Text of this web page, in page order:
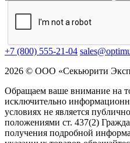
+7 (800) 555-21-04
2026 © ООО «Секьюрити
Обращаем ваше внимание на
исключительно
условиях не является
положениями ст. 437(2)
получения подробной